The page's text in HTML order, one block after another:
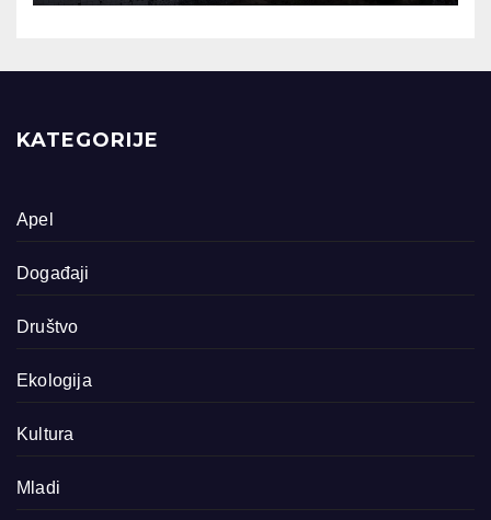
KATEGORIJE
Apel
Događaji
Društvo
Ekologija
Kultura
Mladi